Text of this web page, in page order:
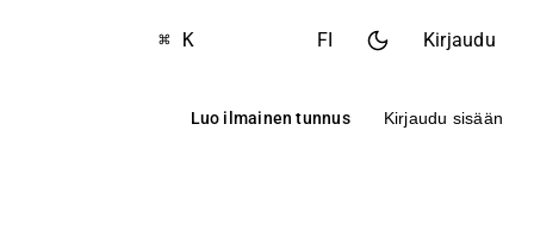
⌘ K FI Kirjaudu
Luo ilmainen tunnus Kirjaudu sisään